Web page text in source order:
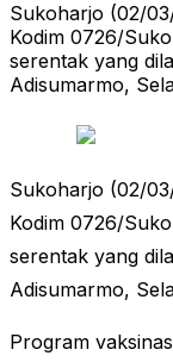
Sukoharjo (02/
Kodim 0726/
serentak yang
Adisumarmo,
Sukoharjo (02/
Kodim 0726/
serentak yang
Adisumarmo,
Program